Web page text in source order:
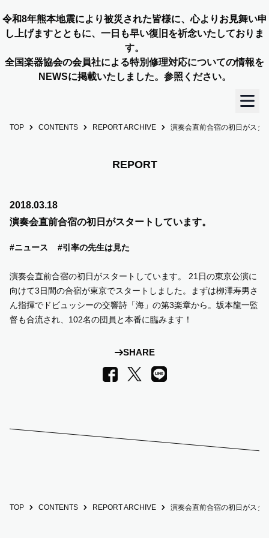
令和8年熊本地震により被災された皆様に、心よりお見舞い申
し上げますとともに、一日も早い復旧を祈念いたしておりま
す。
全国楽器協会の会員社による特別修理対応についての情報を
NEWSに掲載いたしました。参照ください。
TOP
OUR STORY
SUPPORT US
CONTENTS
TOP CONTENTS REPORT ARCHIVE 演奏会直前合宿の初日がスタ
REPORT
2018.03.18
演奏会直前合宿の初日がスタートしています。
#ニュース #引率の先生は見た
演奏会直前合宿の初日がスタートしています。 21日の東京公演に
向けて3日間の合宿が東京でスタートしました。まずは栁澤寿男さ
ん指揮でドビュッシーの交響詩「海」の第3楽章から。坂本龍一監
督も合流され、102名の団員と本番に臨みます！
SHARE
Facebook
X LINE
TOP CONTENTS REPORT ARCHIVE 演奏会直前合宿の初日がスタ